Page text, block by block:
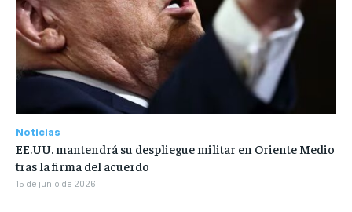
Noticias
EE.UU. mantendrá su despliegue militar en Oriente Medio
tras la firma del acuerdo
15 de junio de 2026